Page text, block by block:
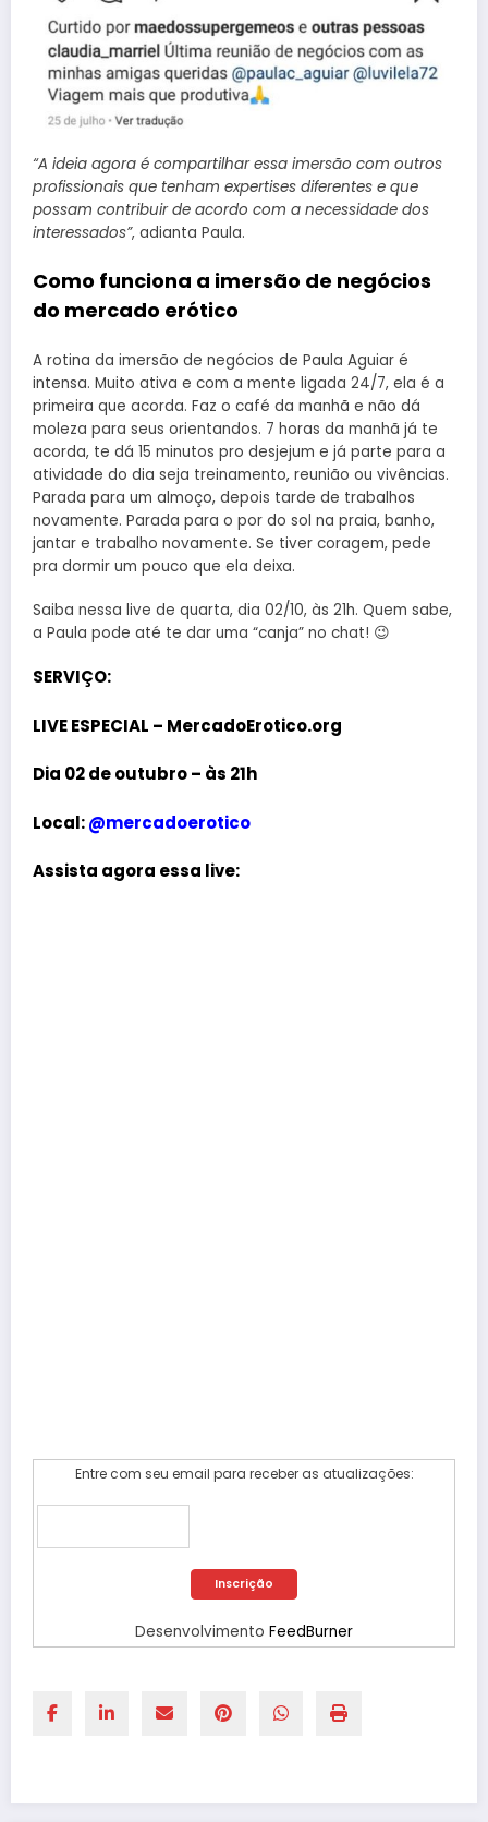
“A ideia agora é compartilhar essa imersão com outros
profissionais que tenham expertises diferentes e que
possam contribuir de acordo com a necessidade dos
interessados”, adianta Paula.
Como funciona a imersão de negócios
do mercado erótico
A rotina da imersão de negócios de Paula Aguiar é
intensa. Muito ativa e com a mente ligada 24/7, ela é a
primeira que acorda. Faz o café da manhã e não dá
moleza para seus orientandos. 7 horas da manhã já te
acorda, te dá 15 minutos pro desjejum e já parte para a
atividade do dia seja treinamento, reunião ou vivências.
Parada para um almoço, depois tarde de trabalhos
novamente. Parada para o por do sol na praia, banho,
jantar e trabalho novamente. Se tiver coragem, pede
pra dormir um pouco que ela deixa.
Saiba nessa live de quarta, dia 02/10, às 21h. Quem sabe,
a Paula pode até te dar uma “canja” no chat! 😉
SERVIÇO:
LIVE ESPECIAL – MercadoErotico.org
Dia 02 de outubro – às 21h
Local:@mercadoerotico
Assista agora essa live:
Entre com seu email para receber as atualizações:
Desenvolvimento FeedBurner